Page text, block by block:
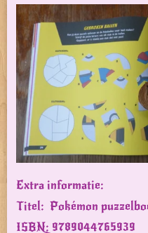
Extra informatie:
Titel: Pokémon
ISBN: 9789044765939